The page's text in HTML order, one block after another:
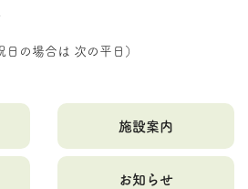
の場合は 次の平日）
施設案内
お知らせ